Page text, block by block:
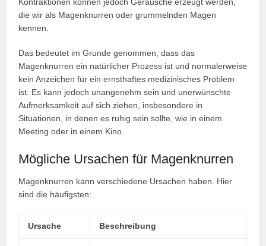
Kontraktionen können jedoch Geräusche erzeugt werden,
die wir als Magenknurren oder grummelnden Magen
kennen.
Das bedeutet im Grunde genommen, dass das
Magenknurren ein natürlicher Prozess ist und normalerweise
kein Anzeichen für ein ernsthaftes medizinisches Problem
ist. Es kann jedoch unangenehm sein und unerwünschte
Aufmerksamkeit auf sich ziehen, insbesondere in
Situationen, in denen es ruhig sein sollte, wie in einem
Meeting oder in einem Kino.
Mögliche Ursachen für Magenknurren
Magenknurren kann verschiedene Ursachen haben. Hier
sind die häufigsten:
Ursache Beschreibung